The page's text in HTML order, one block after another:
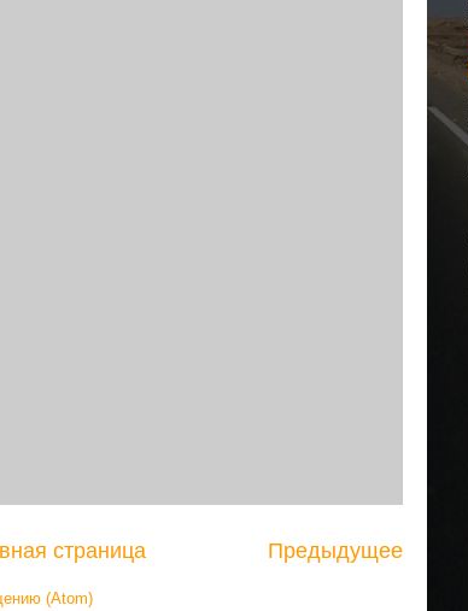
Предыдущее
страница
(Atom)